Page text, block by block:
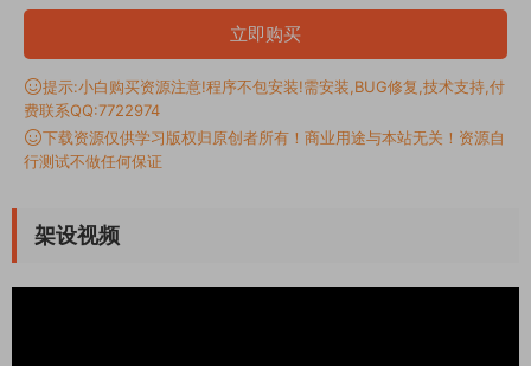
立即购买
提示:小白购买资源注意!程序不包安装!需安装,BUG修复,技术支持,付
费联系QQ:7722974
下载资源仅供学习版权归原创者所有！商业用途与本站无关！资源自
行测试不做任何保证
架设视频